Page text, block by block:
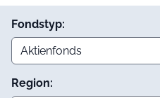
Fondstyp:
Region: